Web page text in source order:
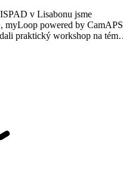
v Lisabonu jsme
myLoop powered by CamAPS
praktický workshop na téma
pomocí CamAPS FX k